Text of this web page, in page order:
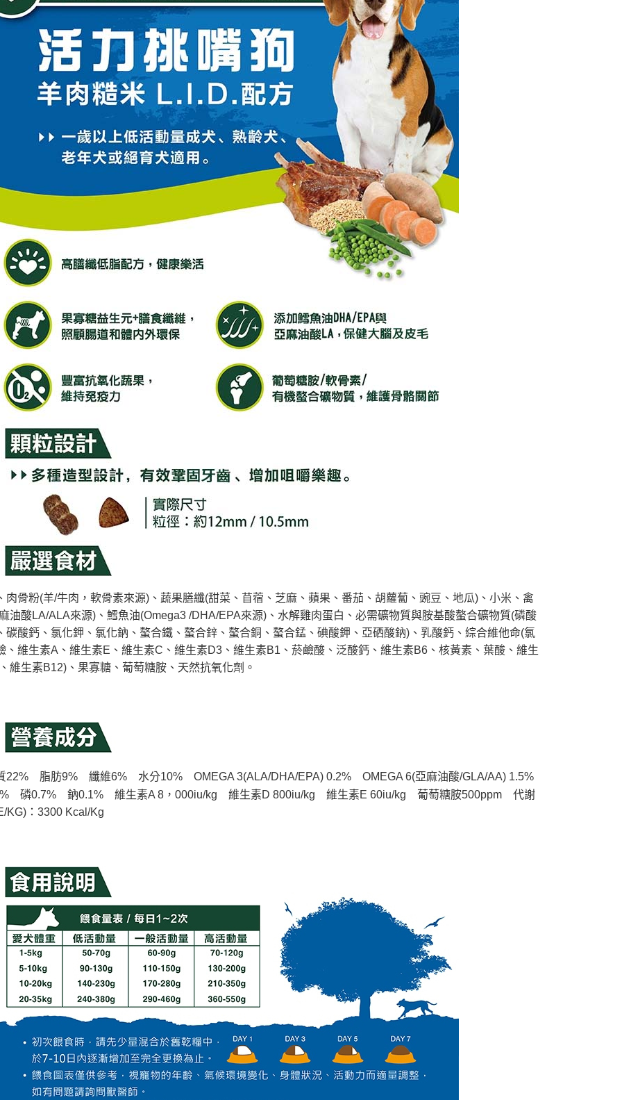
肉骨粉(羊/牛肉，軟骨素來源)、蔬果膳纖(甜菜、苜蓿、芝麻、蘋果、番茄、胡蘿蔔、豌豆、地瓜)、小米、禽
油酸LA/ALA來源)、鱈魚油(Omega3 /DHA/EPA來源)、水解雞肉蛋白、必需礦物質與胺基酸螯合礦物質(磷酸
碳酸鈣、氯化鉀、氯化鈉、螯合鐵、螯合鋅、螯合銅、螯合錳、碘酸鉀、亞硒酸鈉)、乳酸鈣、綜合維他命(氯
、維生素A、維生素E、維生素C、維生素D3、維生素B1、菸鹼酸、泛酸鈣、維生素B6、核黃素、葉酸、維生
維生素B12)、果寡糖、葡萄糖胺、天然抗氧化劑。
22%    脂肪9%    纖維6%    水分10%    OMEGA 3(ALA/DHA/EPA) 0.2%    OMEGA 6(亞麻油酸/GLA/AA) 1.5%
磷0.7%    鈉0.1%    維生素A 8，000iu/kg    維生素D 800iu/kg    維生素E 60iu/kg    葡萄糖胺500ppm    代謝
KG)：3300 Kcal/Kg